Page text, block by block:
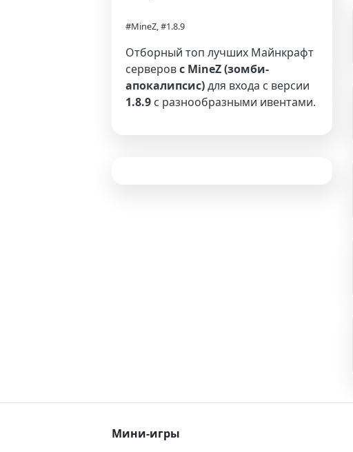
#MineZ, #1.8.9
Отборный топ лучших Майнкрафт
серверовс MineZ (зомби-
апокалипсис)для входа с версии
1.8.9 с разнообразными ивентами.
Мини-игры